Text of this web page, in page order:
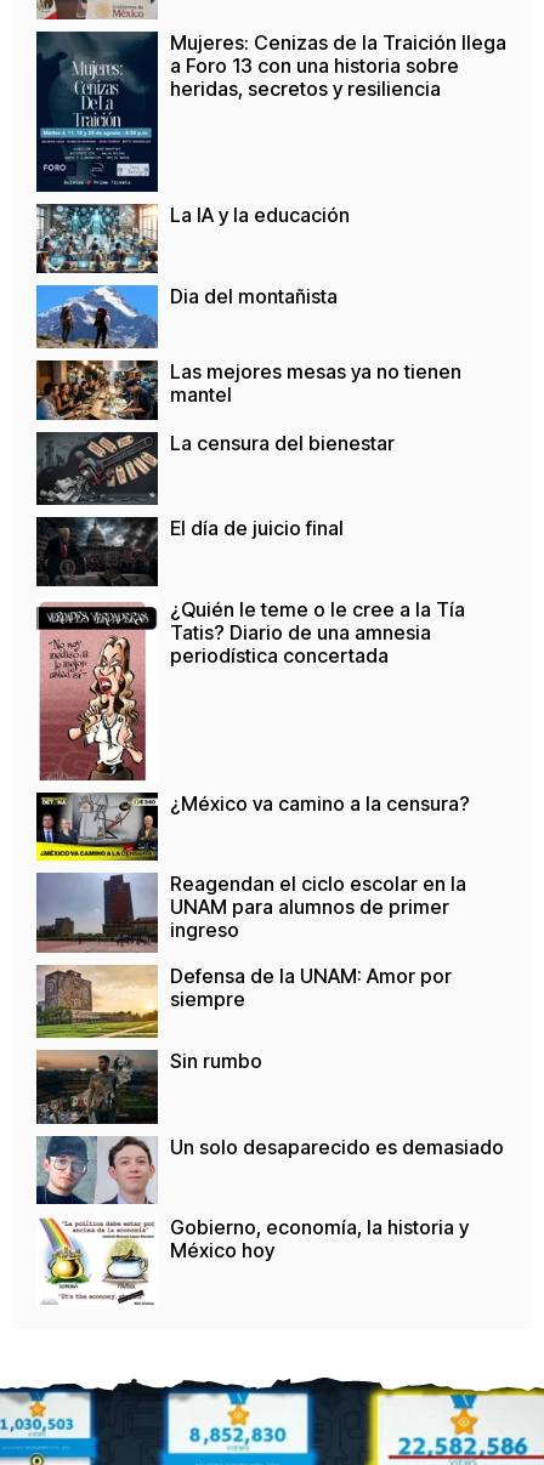
Mujeres: Cenizas de la Traición llega
a Foro 13 con una historia sobre
heridas, secretos y resiliencia
La IA y la educación
Dia del montañista
Las mejores mesas ya no tienen
mantel
La censura del bienestar
El día de juicio final
¿Quién le teme o le cree a la Tía
Tatis? Diario de una amnesia
periodística concertada
¿México va camino a la censura?
Reagendan el ciclo escolar en la
UNAM para alumnos de primer
ingreso
Defensa de la UNAM: Amor por
siempre
Sin rumbo
Un solo desaparecido es demasiado
Gobierno, economía, la historia y
México hoy